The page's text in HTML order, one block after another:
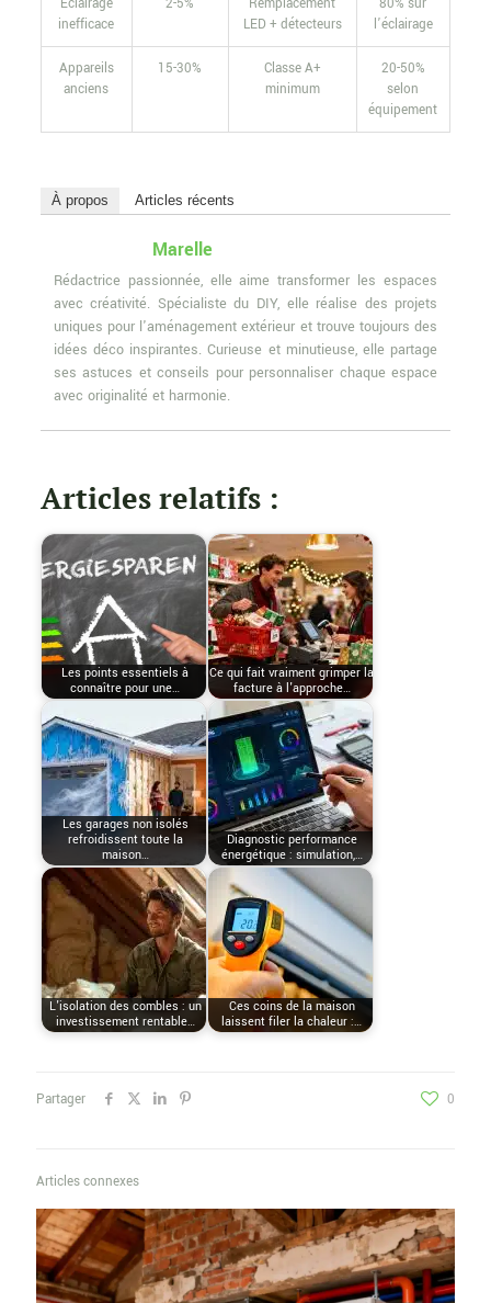
inefficace
LED + détecteurs
l’éclairage
Appareils
anciens
15-30%
Classe A+
minimum
20-50%
selon
équipement
À propos Articles récents
Marelle
Rédactrice passionnée, elle aime transformer les espaces
avec créativité. Spécialiste du DIY, elle réalise des projets
uniques pour l'aménagement extérieur et trouve toujours des
idées déco inspirantes. Curieuse et minutieuse, elle partage
ses astuces et conseils pour personnaliser chaque espace
avec originalité et harmonie.
Articles relatifs :
Les points essentiels à
connaître pour une…
Ce qui fait vraiment grimper la
facture à l'approche…
Les garages non isolés
refroidissent toute la
maison…
Diagnostic performance
énergétique : simulation,…
L'isolation des combles : un
investissement rentable…
Ces coins de la maison
laissent filer la chaleur :…
Partager 0
Articles connexes